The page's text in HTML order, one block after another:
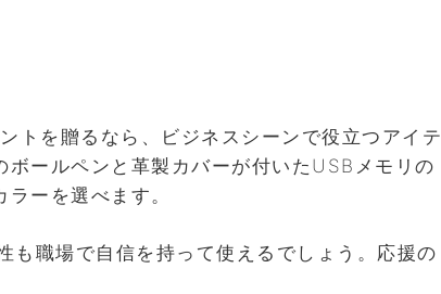
トを贈るなら、ビジネスシーンで役立つアイテ
ールペンと革製カバーが付いたUSBメモリの
ーを選べます。
も職場で自信を持って使えるでしょう。応援の